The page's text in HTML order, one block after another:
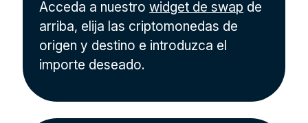
Acceda a nuestrowidget de swap de
arriba, elija las criptomonedas de
origen y destino e introduzca el
importe deseado.